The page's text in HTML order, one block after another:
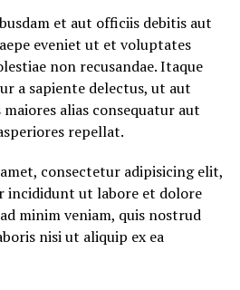
et aut officiis debitis aut
eveniet ut et voluptates
non recusandae. Itaque
a sapiente delectus, ut aut
alias consequatur aut
repellat.
consectetur adipisicing elit,
incididunt ut labore et dolore
minim veniam, quis nostrud
nisi ut aliquip ex ea